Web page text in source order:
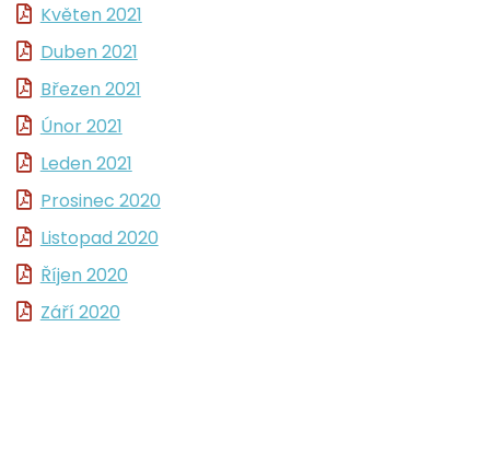
Květen 2021
Duben 2021
Březen 2021
Únor 2021
Leden 2021
Prosinec 2020
Listopad 2020
Říjen 2020
Září 2020